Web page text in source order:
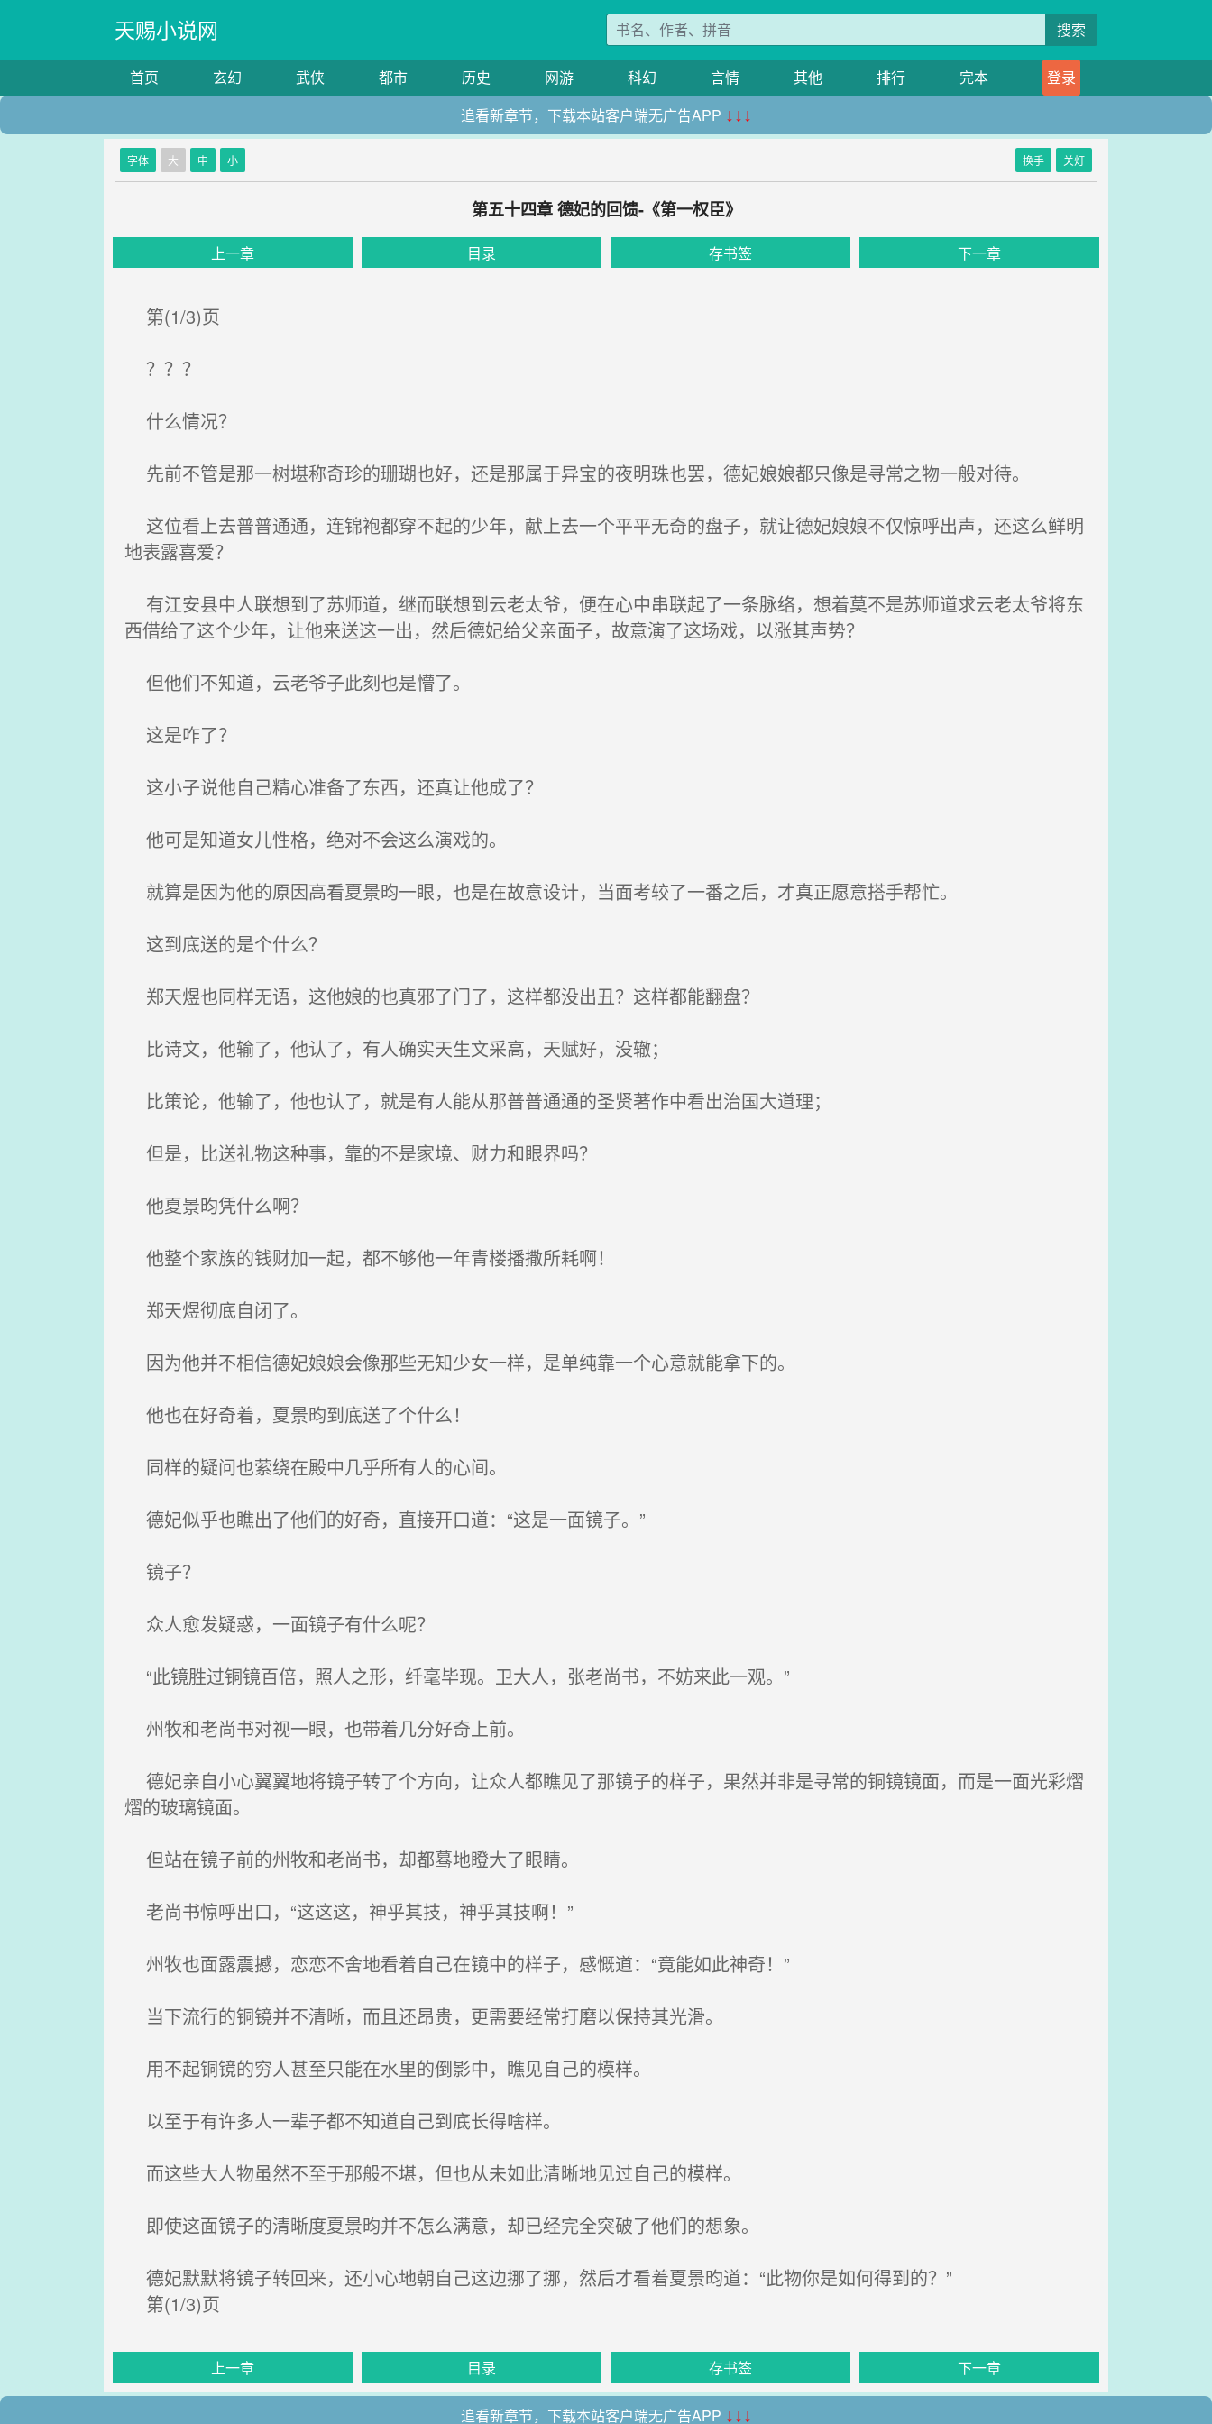
天赐小说网 搜索
首页 玄幻 武侠 都市 历史 网游 科幻 言情 其他 排行 完本
登录
追看新章节，下载本站客户端无广告APP ↓↓↓
字体 大 中 小 换手 关灯
第五十四章 德妃的回馈-《第一权臣》
上一章 目录 存书签 下一章
第(1/3)页
？？？
什么情况？
先前不管是那一树堪称奇珍的珊瑚也好，还是那属于异宝的夜明珠也罢，德妃娘娘都只像是寻常之物一般对待。
这位看上去普普通通，连锦袍都穿不起的少年，献上去一个平平无奇的盘子，就让德妃娘娘不仅惊呼出声，还这么鲜明
地表露喜爱？
有江安县中人联想到了苏师道，继而联想到云老太爷，便在心中串联起了一条脉络，想着莫不是苏师道求云老太爷将东
西借给了这个少年，让他来送这一出，然后德妃给父亲面子，故意演了这场戏，以涨其声势？
但他们不知道，云老爷子此刻也是懵了。
这是咋了？
这小子说他自己精心准备了东西，还真让他成了？
他可是知道女儿性格，绝对不会这么演戏的。
就算是因为他的原因高看夏景昀一眼，也是在故意设计，当面考较了一番之后，才真正愿意搭手帮忙。
这到底送的是个什么？
郑天煜也同样无语，这他娘的也真邪了门了，这样都没出丑？这样都能翻盘？
比诗文，他输了，他认了，有人确实天生文采高，天赋好，没辙；
比策论，他输了，他也认了，就是有人能从那普普通通的圣贤著作中看出治国大道理；
但是，比送礼物这种事，靠的不是家境、财力和眼界吗？
他夏景昀凭什么啊？
他整个家族的钱财加一起，都不够他一年青楼播撒所耗啊！
郑天煜彻底自闭了。
因为他并不相信德妃娘娘会像那些无知少女一样，是单纯靠一个心意就能拿下的。
他也在好奇着，夏景昀到底送了个什么！
同样的疑问也萦绕在殿中几乎所有人的心间。
德妃似乎也瞧出了他们的好奇，直接开口道：“这是一面镜子。”
镜子？
众人愈发疑惑，一面镜子有什么呢？
“此镜胜过铜镜百倍，照人之形，纤毫毕现。卫大人，张老尚书，不妨来此一观。”
州牧和老尚书对视一眼，也带着几分好奇上前。
德妃亲自小心翼翼地将镜子转了个方向，让众人都瞧见了那镜子的样子，果然并非是寻常的铜镜镜面，而是一面光彩熠
熠的玻璃镜面。
但站在镜子前的州牧和老尚书，却都蓦地瞪大了眼睛。
老尚书惊呼出口，“这这这，神乎其技，神乎其技啊！”
州牧也面露震撼，恋恋不舍地看着自己在镜中的样子，感慨道：“竟能如此神奇！”
当下流行的铜镜并不清晰，而且还昂贵，更需要经常打磨以保持其光滑。
用不起铜镜的穷人甚至只能在水里的倒影中，瞧见自己的模样。
以至于有许多人一辈子都不知道自己到底长得啥样。
而这些大人物虽然不至于那般不堪，但也从未如此清晰地见过自己的模样。
即使这面镜子的清晰度夏景昀并不怎么满意，却已经完全突破了他们的想象。
德妃默默将镜子转回来，还小心地朝自己这边挪了挪，然后才看着夏景昀道：“此物你是如何得到的？”
第(1/3)页
上一章 目录 存书签 下一章
追看新章节，下载本站客户端无广告APP ↓↓↓